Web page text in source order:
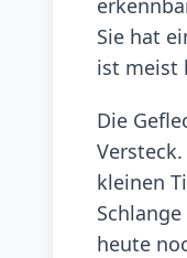
Sie hat
ist meist
Die
kleinen
heute